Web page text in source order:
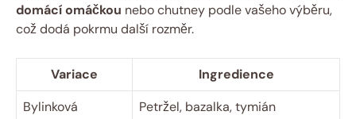
domácí omáčkou nebo chutney podle vašeho výběru,
což dodá pokrmu další rozměr.
Variace
Ingredience
Bylinková
Petržel, bazalka, tymián